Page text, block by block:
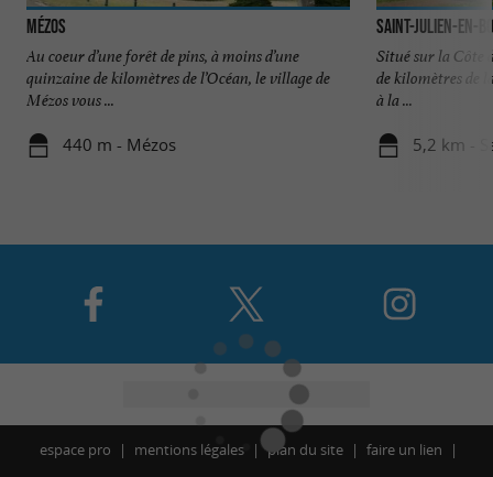
Mézos
Au coeur d’une forêt de pins, à moins d’une
quinzaine de kilomètres de l’Océan, le village de
Mézos vous ...
440 m - Mézos
Saint-Julien-en-
Situé sur la Côte
de kilomètres de
à la ...
5,2 km -
espace pro mentions légales plan du site
faire un lien